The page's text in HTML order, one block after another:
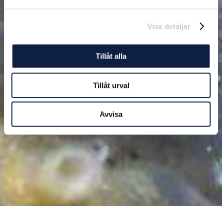
Visa detaljer
Tillåt alla
Tillåt urval
Avvisa